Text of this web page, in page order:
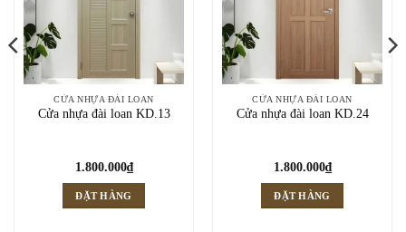
CỬA NHỰA ĐÀI LOAN
Cửa nhựa đài loan KD.13
1.800.000₫
ĐẶT HÀNG
CỬA NHỰA ĐÀI LOAN
Cửa nhựa đài loan KD.24
1.800.000₫
ĐẶT HÀNG